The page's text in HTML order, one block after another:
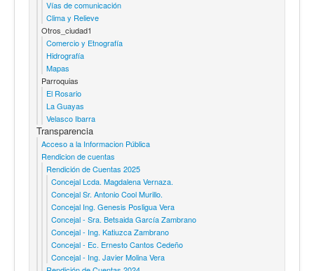
Vías de comunicación
Clima y Relieve
Otros_ciudad1
Comercio y Etnografía
Hidrografía
Mapas
Parroquias
El Rosario
La Guayas
Velasco Ibarra
Transparencia
Acceso a la Informacion Pública
Rendicion de cuentas
Rendición de Cuentas 2025
Concejal Lcda. Magdalena Vernaza.
Concejal Sr. Antonio Cool Murillo.
Concejal Ing. Genesis Posligua Vera
Concejal - Sra. Betsaida García Zambrano
Concejal - Ing. Katiuzca Zambrano
Concejal - Ec. Ernesto Cantos Cedeño
Concejal - Ing. Javier Molina Vera